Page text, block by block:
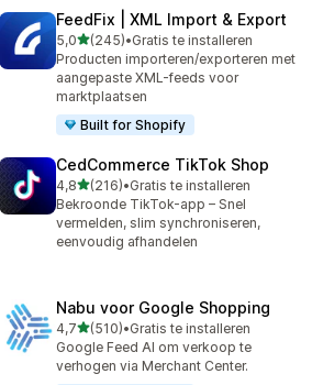
FeedFix | XML Import & Export
5,0van 5 sterren
(245)
245 recensies in totaal
•Gratis te installeren
Producten importeren/exporteren met
aangepaste XML-feeds voor
marktplaatsen
Built for Shopify
CedCommerce TikTok Shop
4,8van 5 sterren
(216)
216 recensies in totaal
•Gratis te installeren
Bekroonde TikTok-app – Snel
vermelden, slim synchroniseren,
eenvoudig afhandelen
Nabu voor Google Shopping
4,7van 5 sterren
(510)
510 recensies in totaal
•Gratis te installeren
Google Feed AI om verkoop te
verhogen via Merchant Center.